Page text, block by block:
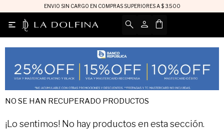
ENVIO SIN CARGO EN COMPRAS SUPERIORES A $ 3.500

NO SE HAN RECUPERADO PRODUCTOS
¡Lo sentimos! No hay productos en esta sección.